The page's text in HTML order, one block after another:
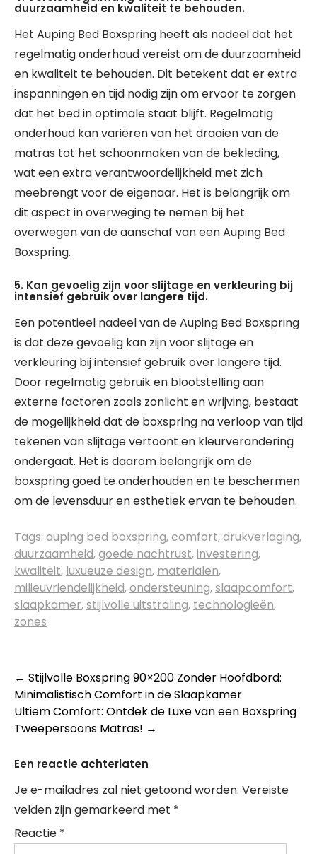
duurzaamheid en kwaliteit te behouden.
Het Auping Bed Boxspring heeft als nadeel dat het
regelmatig onderhoud vereist om de duurzaamheid
en kwaliteit te behouden. Dit betekent dat er extra
inspanningen en tijd nodig zijn om ervoor te zorgen
dat het bed in optimale staat blijft. Regelmatig
onderhoud kan variëren van het draaien van de
matras tot het schoonmaken van de bekleding,
wat een extra verantwoordelijkheid met zich
meebrengt voor de eigenaar. Het is belangrijk om
dit aspect in overweging te nemen bij het
overwegen van de aanschaf van een Auping Bed
Boxspring.
5. Kan gevoelig zijn voor slijtage en verkleuring bij
intensief gebruik over langere tijd.
Een potentieel nadeel van de Auping Bed Boxspring
is dat deze gevoelig kan zijn voor slijtage en
verkleuring bij intensief gebruik over langere tijd.
Door regelmatig gebruik en blootstelling aan
externe factoren zoals zonlicht en wrijving, bestaat
de mogelijkheid dat de boxspring na verloop van tijd
tekenen van slijtage vertoont en kleurverandering
ondergaat. Het is daarom belangrijk om de
boxspring goed te onderhouden en te beschermen
om de levensduur en esthetiek ervan te behouden.
Tags: auping bed boxspring,comfort,drukverlaging,
duurzaamheid,goede nachtrust,investering,
kwaliteit, luxueuze design, materialen,
milieuvriendelijkheid,ondersteuning,slaapcomfort,
slaapkamer,stijlvolle uitstraling, technologieën,
zones
Berichtnavigatie
← Stijlvolle Boxspring 90×200 Zonder Hoofdbord:
Minimalistisch Comfort in de Slaapkamer
Ultiem Comfort: Ontdek de Luxe van een Boxspring
Tweepersoons Matras! →
Een reactie achterlaten
Je e-mailadres zal niet getoond worden. Vereiste
velden zijn gemarkeerd met *
Reactie *